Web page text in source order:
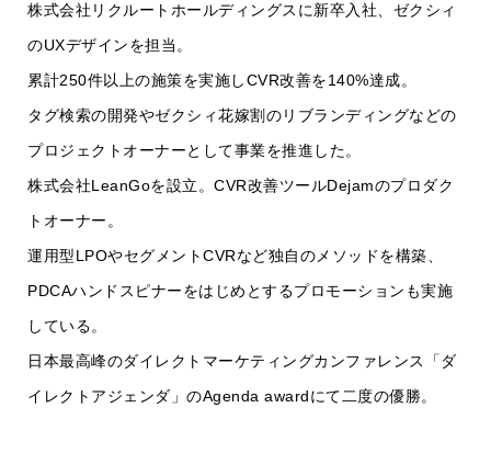
株式会社リクルートホールディングスに新卒入社、ゼクシィ
のUXデザインを担当。
累計250件以上の施策を実施しCVR改善を140%達成。
タグ検索の開発やゼクシィ花嫁割のリブランディングなどの
プロジェクトオーナーとして事業を推進した。
株式会社LeanGoを設立。CVR改善ツールDejamのプロダク
トオーナー。
運用型LPOやセグメントCVRなど独自のメソッドを構築、
PDCAハンドスピナーをはじめとするプロモーションも実施
している。
日本最高峰のダイレクトマーケティングカンファレンス「ダ
イレクトアジェンダ」のAgenda awardにて二度の優勝。